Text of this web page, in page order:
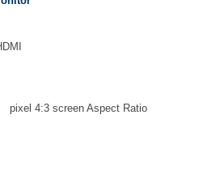
pixel 4:3 screen Aspect Ratio